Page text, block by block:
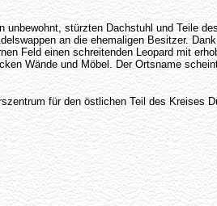
stürzten Dachstuhl und Teile
an die ehemaligen Besitzer.
Feld einen schreitenden Leopard mit
Wände und Möbel. Der Ortsname
für den östlichen Teil des Kreises